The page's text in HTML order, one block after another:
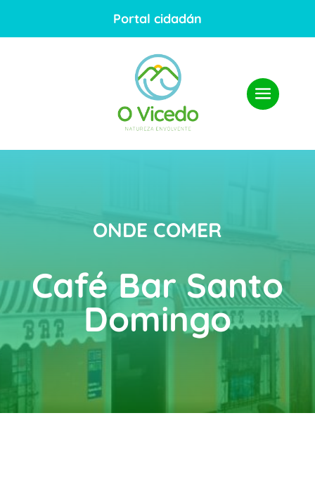
Portal cidadán
ONDE COMER
Café Bar Santo
Domingo